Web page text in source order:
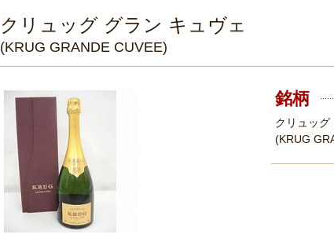
クリュッグ グラン キュヴェ
(KRUG GRANDE CUVEE)
銘柄
クリュッグ
(KRUG